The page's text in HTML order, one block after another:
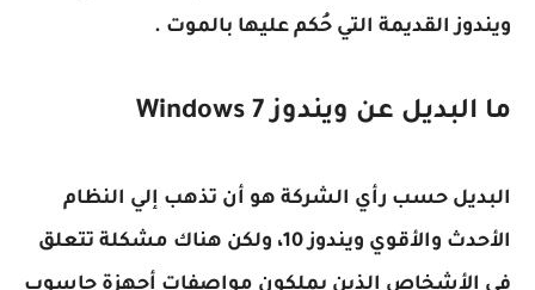
ويندوز القديمة التي حُكم عليها بالموت .
ما البديل عن ويندوزWindows 7
البديل حسب رأي الشركة هو أن تذهب إلي النظام
الأحدث والأقوي ويندوز 10، ولكن هناك مشكلة تتعلق
في الأشخاص الذين يملكون مواصفات أجهزة حاسوب